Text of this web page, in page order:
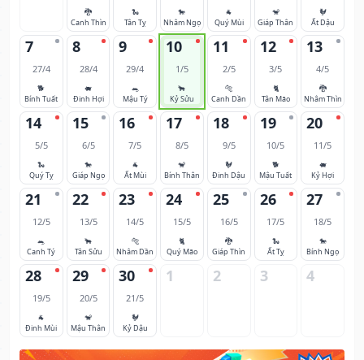
🐉
Canh Thìn
🐍
Tân Tỵ
🐎
Nhâm Ngọ
🐐
Quý Mùi
🐒
Giáp Thân
🐓
Ất Dậu
7
27/4
🐕
Bính Tuất
8
28/4
🐖
Đinh Hợi
9
29/4
🐀
Mậu Tý
10
1/5
🐂
Kỷ Sửu
11
2/5
🐅
Canh Dần
12
3/5
🐈
Tân Mão
13
4/5
🐉
Nhâm Thìn
14
5/5
🐍
Quý Tỵ
15
6/5
🐎
Giáp Ngọ
16
7/5
🐐
Ất Mùi
17
8/5
🐒
Bính Thân
18
9/5
🐓
Đinh Dậu
19
10/5
🐕
Mậu Tuất
20
11/5
🐖
Kỷ Hợi
21
12/5
🐀
Canh Tý
22
13/5
🐂
Tân Sửu
23
14/5
🐅
Nhâm Dần
24
15/5
🐈
Quý Mão
25
16/5
🐉
Giáp Thìn
26
17/5
🐍
Ất Tỵ
27
18/5
🐎
Bính Ngọ
28
19/5
🐐
Đinh Mùi
29
20/5
🐒
Mậu Thân
30
21/5
🐓
Kỷ Dậu
1 2 3 4